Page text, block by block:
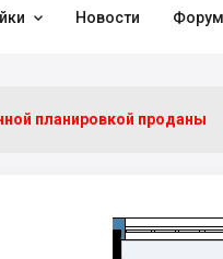
 Новости Форум
планировкой проданы